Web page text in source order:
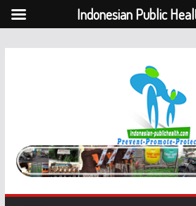
Indonesian Public